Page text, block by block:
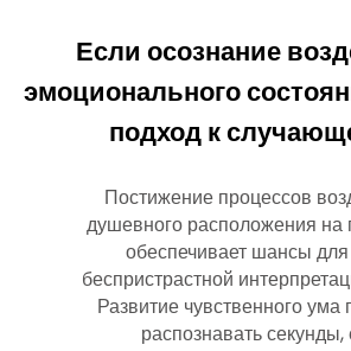
Если осознание
эмоционального
подход к
Постижение процессов
душевного расположения на
обеспечивает шансы
беспристрастной
Развитие чувственного ума
распознавать секунды,